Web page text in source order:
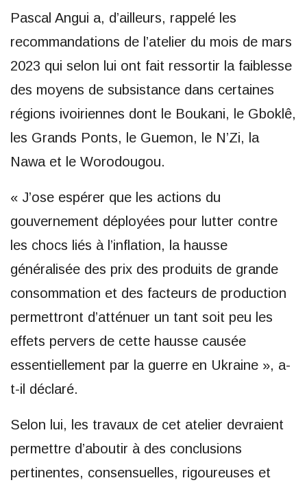
Pascal Angui a, d’ailleurs, rappelé les
recommandations de l’atelier du mois de mars
2023 qui selon lui ont fait ressortir la faiblesse
des moyens de subsistance dans certaines
régions ivoiriennes dont le Boukani, le Gboklê,
les Grands Ponts, le Guemon, le N’Zi, la
Nawa et le Worodougou.
« J’ose espérer que les actions du
gouvernement déployées pour lutter contre
les chocs liés à l’inflation, la hausse
généralisée des prix des produits de grande
consommation et des facteurs de production
permettront d’atténuer un tant soit peu les
effets pervers de cette hausse causée
essentiellement par la guerre en Ukraine », a-
t-il déclaré.
Selon lui, les travaux de cet atelier devraient
permettre d’aboutir à des conclusions
pertinentes, consensuelles, rigoureuses et